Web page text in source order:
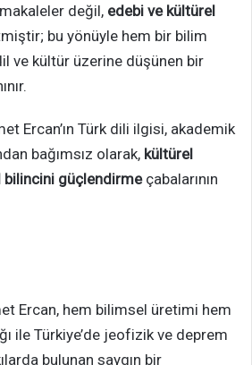
değil, edebi ve kültürel
bu yönüyle hem bir bilim
ve kültür üzerine düşünen bir
Ercan’ın Türk dili ilgisi, akademik
bağımsız olarak, kültürel
bilincini güçlendirmeçabalarının
Ercan, hem bilimsel üretimi hem
ile Türkiye’de jeofizik ve deprem
bulunan saygın bir